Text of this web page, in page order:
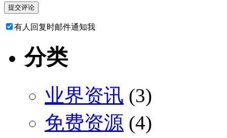
有人回复时邮件通知我
分类
业界资讯 (3)
免费资源 (4)